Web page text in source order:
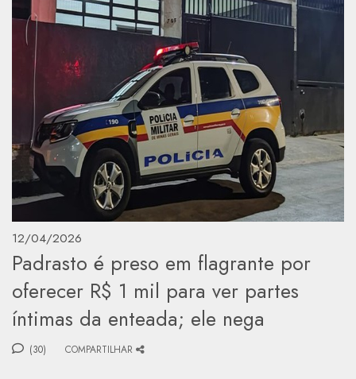
12/04/2026
Padrasto é preso em flagrante por
oferecer R$ 1 mil para ver partes
íntimas da enteada; ele nega
(30) COMPARTILHAR